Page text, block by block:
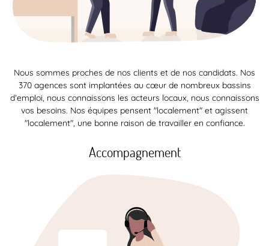
Nous sommes proches de nos clients et de nos candidats. Nos
370 agences sont implantées au cœur de nombreux bassins
d’emploi, nous connaissons les acteurs locaux, nous connaissons
vos besoins. Nos équipes pensent "localement" et agissent
"localement", une bonne raison de travailler en confiance.
Accompagnement